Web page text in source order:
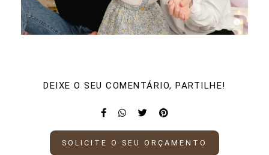
DEIXE O SEU COMENTÁRIO, PARTILHE!
SOLICITE O SEU ORÇAMENTO